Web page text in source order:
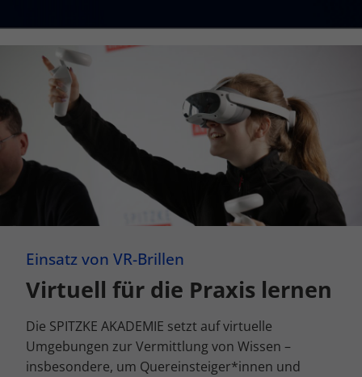
Einsatz von VR-Brillen
Virtuell für die Praxis lernen
Die SPITZKE AKADEMIE setzt auf virtuelle
Umgebungen zur Vermittlung von Wissen –
insbesondere, um Quereinsteiger*innen und